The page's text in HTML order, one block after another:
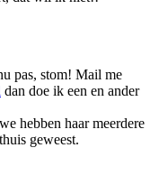
pas, stom! Mail me
dan doe ik een en ander
hebben haar meerdere
geweest.